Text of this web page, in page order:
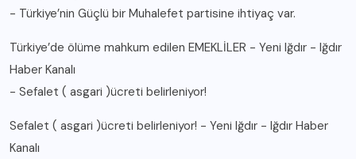
- Türkiye’nin Güçlü bir Muhalefet partisine ihtiyaç var.
Türkiye’de ölüme mahkum edilen EMEKLİLER - Yeni Iğdır - Iğdır
Haber Kanalı
- Sefalet ( asgari )ücreti belirleniyor!
Sefalet ( asgari )ücreti belirleniyor! - Yeni Iğdır - Iğdır Haber
Kanalı